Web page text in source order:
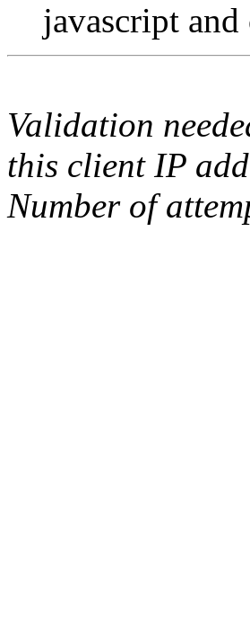
javascript
Validation
this client IP
Number of